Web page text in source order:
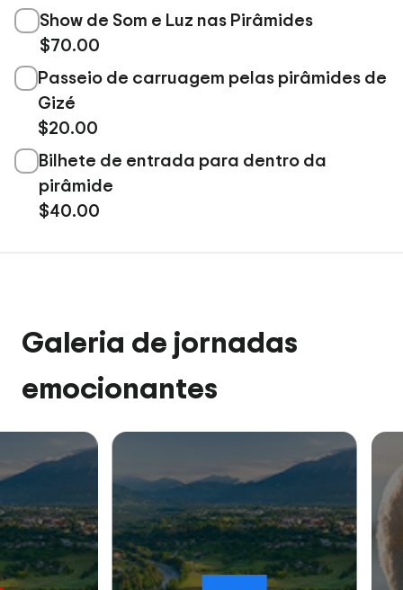
Show de Som e Luz nas Pirâmides
$70.00
Passeio de carruagem pelas pirâmides de
Gizé
$20.00
Bilhete de entrada para dentro da
pirâmide
$40.00
Galeria de jornadas
emocionantes